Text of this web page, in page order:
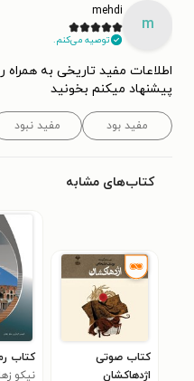
m
mehdi
توصیه می‌کنم.
اطلاعات مفید تاریخی به
پیشنهاد میکنم بخونید
مفید بود مفید نبود
کتاب‌های مشابه
کتاب صوتی
اژدهاکشان
کتاب
نیکو زهادی